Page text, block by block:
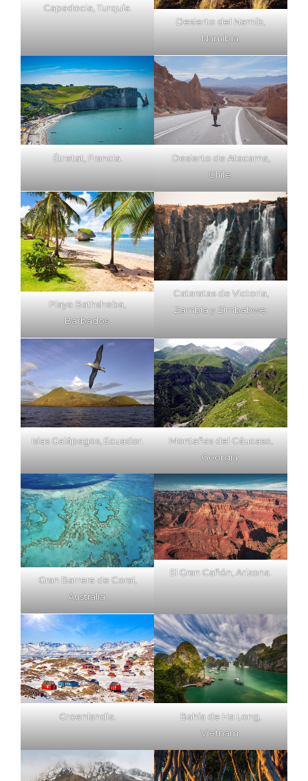
Capadocia, Turquía.
Desierto del Namib,
Namibia.
Étretat, Francia.
Desierto de Atacama,
Chile.
Playa Bathsheba,
Barbados.
Cataratas de Victoria,
Zambia y Zimbabwe.
Islas Galápagos, Ecuador.
Montañas del Cáucaso,
Georgia.
Gran Barrera de Coral,
Australia.
El Gran Cañón, Arizona.
Groenlandia.
Bahía de Ha Long,
Vietnam.